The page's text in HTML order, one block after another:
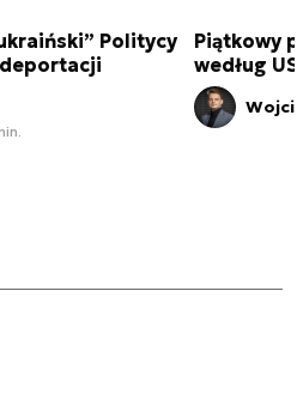
Politycy
deportacji
Piątkowy
według